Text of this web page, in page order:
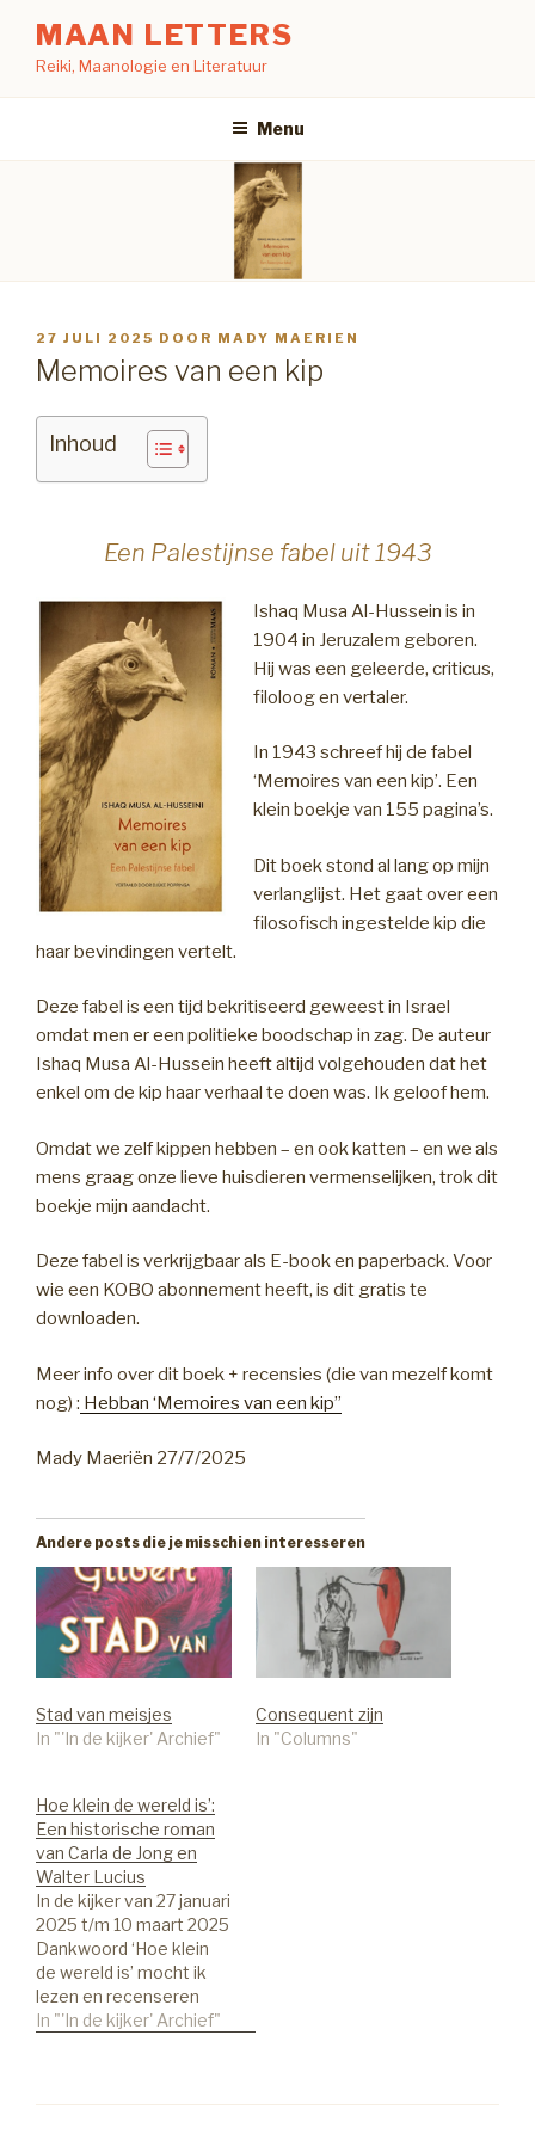
inhoud
springen
MAAN LETTERS
Reiki, Maanologie en Literatuur
Menu
GEPLAATST
OP
27 JULI 2025 DOOR MADY MAERIEN
Memoires van een kip
Inhoud
Een Palestijnse fabel uit 1943
Ishaq Musa Al-Hussein is in
1904 in Jeruzalem geboren.
Hij was een geleerde, criticus,
filoloog en vertaler.
In 1943 schreef hij de fabel
‘Memoires van een kip’. Een
klein boekje van 155 pagina’s.
Dit boek stond al lang op mijn
verlanglijst. Het gaat over een
filosofisch ingestelde kip die
haar bevindingen vertelt.
Deze fabel is een tijd bekritiseerd geweest in Israel
omdat men er een politieke boodschap in zag. De auteur
Ishaq Musa Al-Hussein heeft altijd volgehouden dat het
enkel om de kip haar verhaal te doen was. Ik geloof hem.
Omdat we zelf kippen hebben – en ook katten – en we als
mens graag onze lieve huisdieren vermenselijken, trok dit
boekje mijn aandacht.
Deze fabel is verkrijgbaar als E-book en paperback. Voor
wie een KOBO abonnement heeft, is dit gratis te
downloaden.
Meer info over dit boek + recensies (die van mezelf komt
nog) : Hebban ‘Memoires van een kip”
Mady Maeriën 27/7/2025
Andere posts die je misschien interesseren
Stad van meisjes
In "'In de kijker' Archief"
Consequent zijn
In "Columns"
Hoe klein de wereld is’:
Een historische roman
van Carla de Jong en
Walter Lucius
In de kijker van 27 januari
2025 t/m 10 maart 2025
Dankwoord ‘Hoe klein
de wereld is’ mocht ik
lezen en recenseren
dankzij uitgeverij
In "'In de kijker' Archief"